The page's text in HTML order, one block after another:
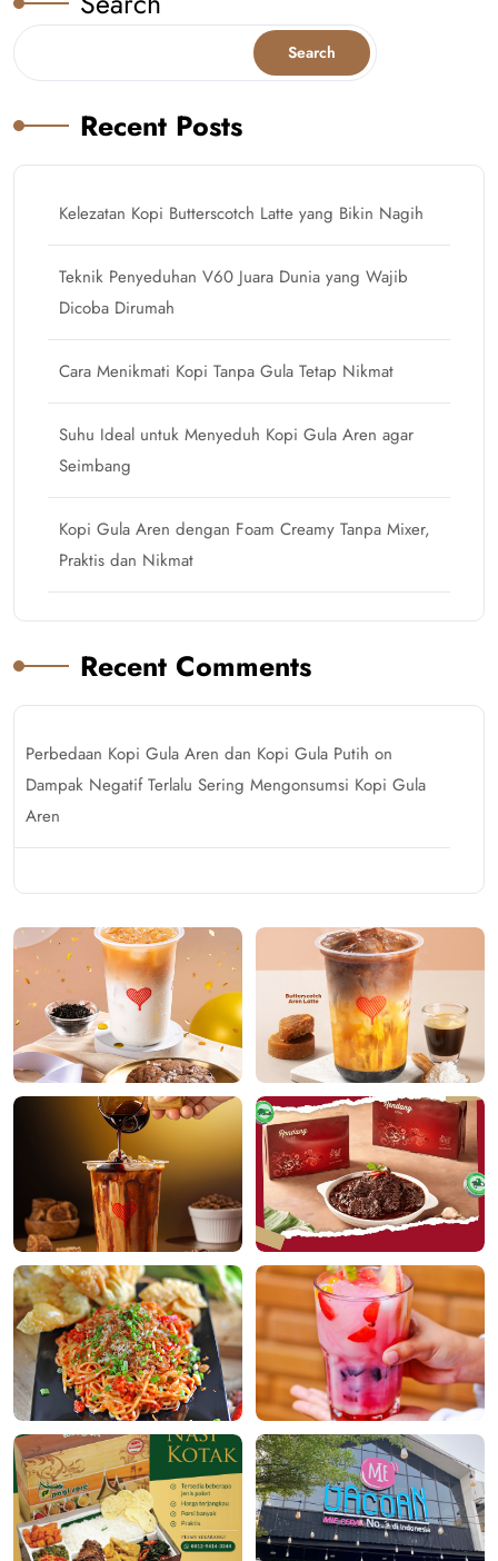
Search
Recent Posts
Kelezatan Kopi Butterscotch Latte yang Bikin Nagih
Teknik Penyeduhan V60 Juara Dunia yang Wajib
Dicoba Dirumah
Cara Menikmati Kopi Tanpa Gula Tetap Nikmat
Suhu Ideal untuk Menyeduh Kopi Gula Aren agar
Seimbang
Kopi Gula Aren dengan Foam Creamy Tanpa Mixer,
Praktis dan Nikmat
Recent Comments
Perbedaan Kopi Gula Aren dan Kopi Gula Putih on
Dampak Negatif Terlalu Sering Mengonsumsi Kopi Gula
Aren